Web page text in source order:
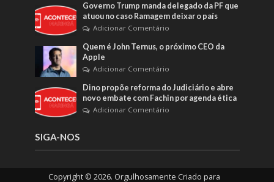
Governo Trump manda delegado da PF que
atuou no caso Ramagem deixar o país
Adicionar Comentário
Quem é John Ternus, o próximo CEO da
Apple
Adicionar Comentário
Dino propõe reforma do Judiciário e abre
novo embate com Fachin por agenda ética
Adicionar Comentário
SIGA-NOS
Copyright © 2026. Orgulhosamente Criado para